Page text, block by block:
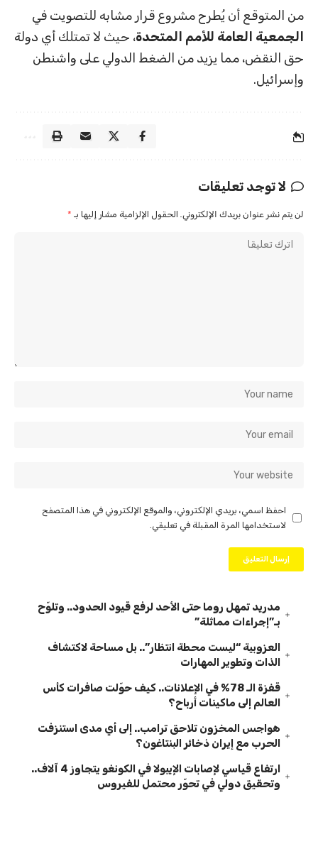
من المتوقع أن يُطرح مشروع قرار مشابه للتصويت في
الجمعية العامة للأمم المتحدة، حيث لا تمتلك أي دولة
حق النقض، مما يزيد من الضغط الدولي على واشنطن
وإسرائيل.
لا توجد تعليقات
لن يتم نشر عنوان بريدك الإلكتروني. الحقول الإلزامية مشار إليها بـ *
احفظ اسمي، بريدي الإلكتروني، والموقع الإلكتروني في هذا المتصفح
لاستخدامها المرة المقبلة في تعليقي.
مدريد تمهل روما حتى الأحد لرفع قيود الحدود.. وتلوّح
بـ”إجراءات مماثلة”
العزوبية “ليست محطة انتظار”.. بل مساحة لاكتشاف
الذات وتطوير المهارات
قفزة الـ 78% في الإعلانات.. كيف حوّلت صافرات كأس
العالم إلى ماكينات أرباح؟
هواجس المخزون تلاحق ترامب.. إلى أي مدى استنزفت
الحرب مع إيران ذخائر البنتاغون؟
ارتفاع قياسي لإصابات الإيبولا في الكونغو يتجاوز 4 آلاف..
وتحقيق دولي في تحوّر محتمل للفيروس